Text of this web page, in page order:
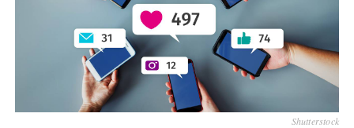
Shutterstock